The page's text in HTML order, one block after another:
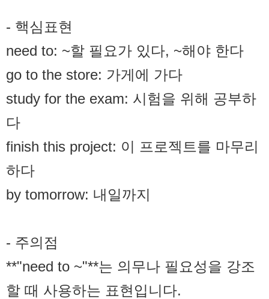
- 핵심표현
need to: ~할 필요가 있다, ~해야 한다
go to the store: 가게에 가다
study for the exam: 시험을 위해 공부하
다
finish this project: 이 프로젝트를 마무리
하다
by tomorrow: 내일까지
- 주의점
**"need to ~"**는 의무나 필요성을 강조
할 때 사용하는 표현입니다.